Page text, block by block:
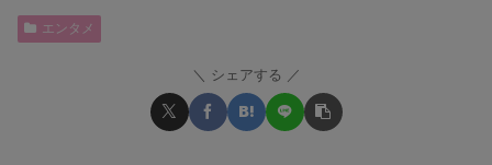
エンタメ
シェアする